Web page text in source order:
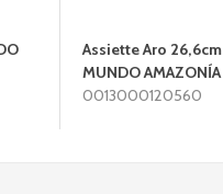
Assiette Aro 26,6cm
MUNDO AMAZONÍA
0013000120560